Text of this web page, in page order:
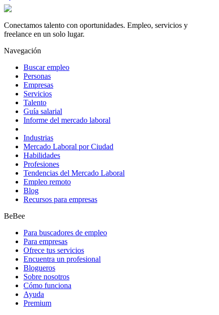
Conectamos talento con oportunidades. Empleo, servicios y
freelance en un solo lugar.
Navegación
Buscar empleo
Personas
Empresas
Servicios
Talento
Guía salarial
Informe del mercado laboral
Industrias
Mercado Laboral por Ciudad
Habilidades
Profesiones
Tendencias del Mercado Laboral
Empleo remoto
Blog
Recursos para empresas
BeBee
Para buscadores de empleo
Para empresas
Ofrece tus servicios
Encuentra un profesional
Blogueros
Sobre nosotros
Cómo funciona
Ayuda
Premium